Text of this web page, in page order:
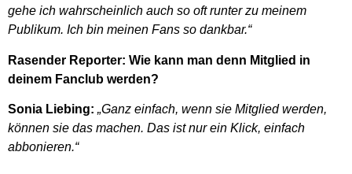
gehe ich wahrscheinlich auch so oft runter zu meinem
Publikum. Ich bin meinen Fans so dankbar.“
Rasender Reporter: Wie kann man denn Mitglied in
deinem Fanclub werden?
Sonia Liebing: „Ganz einfach, wenn sie Mitglied werden,
können sie das machen. Das ist nur ein Klick, einfach
abbonieren.“